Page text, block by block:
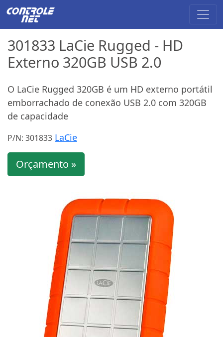
301833 LaCie Rugged - HD
Externo 320GB USB 2.0
O LaCie Rugged 320GB é um HD externo portátil
emborrachado de conexão USB 2.0 com 320GB
de capacidade
P/N: 301833 LaCie
Orçamento »